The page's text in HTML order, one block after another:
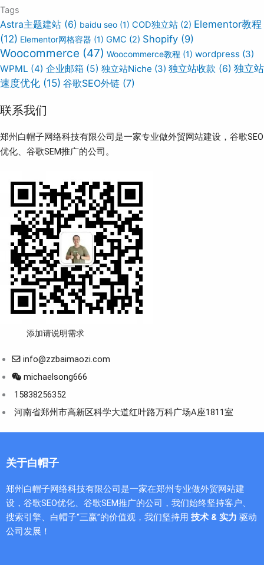
Tags
Astra主题建站 (6) baidu seo (1) COD独立站 (2) Elementor教程
(12) Elementor网格容器 (1) GMC (2) Shopify (9)
Woocommerce (47) Woocommerce教程 (1) wordpress (3)
WPML (4) 企业邮箱 (5) 独立站Niche (3) 独立站收款 (6) 独立站
速度优化 (15) 谷歌SEO外链 (7)
联系我们
郑州白帽子网络科技有限公司是一家专业做外贸网站建设，谷歌SEO
优化、谷歌SEM推广的公司。
添加请说明需求
info@zzbaimaozi.com
michaelsong666
15838256352
河南省郑州市高新区科学大道红叶路万科广场A座1811室
关于白帽子
郑州白帽子网络科技有限公司是一家在郑州专业做外贸网站建
设，谷歌SEO优化、谷歌SEM推广的公司，我们始终坚持客户、
搜索引擎、白帽子“三赢”的价值观，我们坚持用 技术 & 实力 驱动
公司发展！